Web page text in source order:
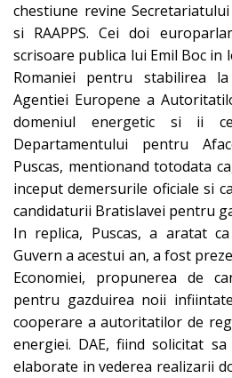
chestiune revine
si RAAPPS. Cei doi
scrisoare publica lui Emil Boc in
Romaniei pentru stabilirea
Agentiei Europene a
domeniul energetic si ii
Departamentului pentru
Puscas, mentionand totodata
inceput demersurile oficiale si
candidaturii Bratislavei pentru
In replica, Puscas, a aratat
Guvern a acestui an, a fost
Economiei, propunerea de
pentru gazduirea noii
cooperare a autoritatilor de
energiei. DAE, fiind solicitat
elaborate in vederea realizarii